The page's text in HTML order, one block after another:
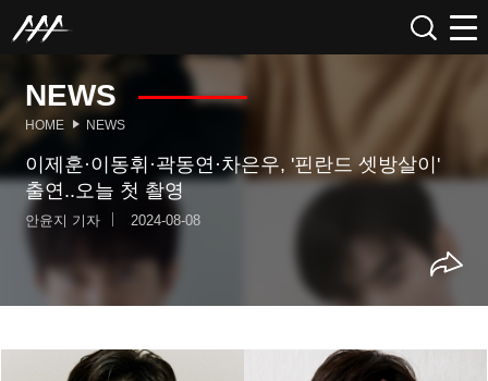
NEWS
HOME NEWS
이제훈·이동휘·곽동연·차은우, '핀란드 셋방살이'
출연..오늘 첫 촬영
안윤지 기자 2024-08-08